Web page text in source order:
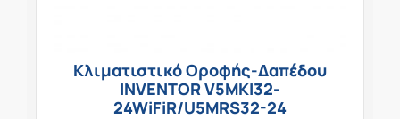
Κλιματιστικό Οροφής-Δαπέδου
INVENTOR V5MKI32-
24WiFiR/U5MRS32-24